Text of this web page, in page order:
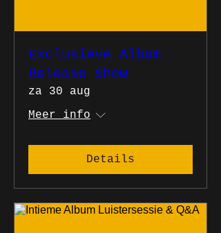
Exclusieve Album
Release Show
za 30 aug
Meer info
Details